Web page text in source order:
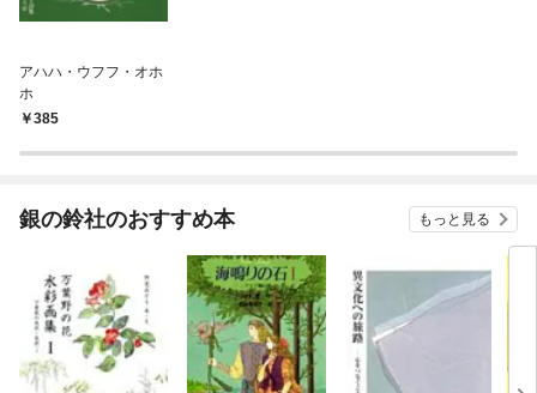
アハハ・ウフフ・オホ
ホ
385
銀の鈴社のおすすめ本 もっと見る